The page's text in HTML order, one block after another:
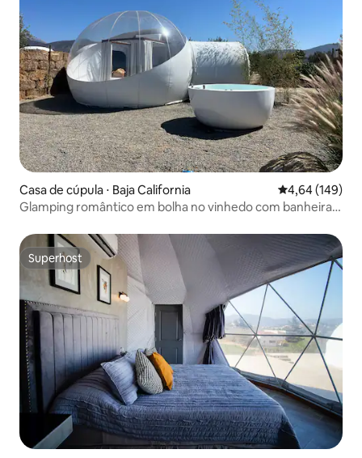
Casa de cúpula ⋅ Baja California 4,64 de uma
4,64 (149)
Glamping romântico em bolha no vinhedo com banheira
Superhost
Superhost